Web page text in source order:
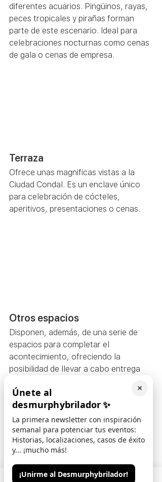
×
Únete al
desmurphybrilador✨
La primera newsletter con inspiración
semanal para potenciar tus eventos:
Historias, localizaciones, casos de éxito
y... ¡mucho más!
¡Unirme al Desmurphybrilador!
diferentes acuarios. Pingüinos, rayas,
peces tropicales y pirañas forman
parte de este escenario. Ideal para
celebraciones nocturnas como cenas
de gala o cenas de empresa.
Terraza
Ofrece unas magnificas vistas a la
Ciudad Condal. Es un enclave único
para celebración de cócteles,
aperitivos, presentaciones o cenas.
Otros espacios
Disponen, además, de una serie de
espacios para completar el
acontecimiento, ofreciendo la
posibilidad de llevar a cabo entrega
bienvenida, coffees, aperitivos, etc.
El Aquàrium de Barcelona también
propone una manera singular y única
de presentar su producto: sumergido
bajo el agua, potenciando así la
espectacularidad y consiguiendo
producir gran efecto entre el público
asistente.